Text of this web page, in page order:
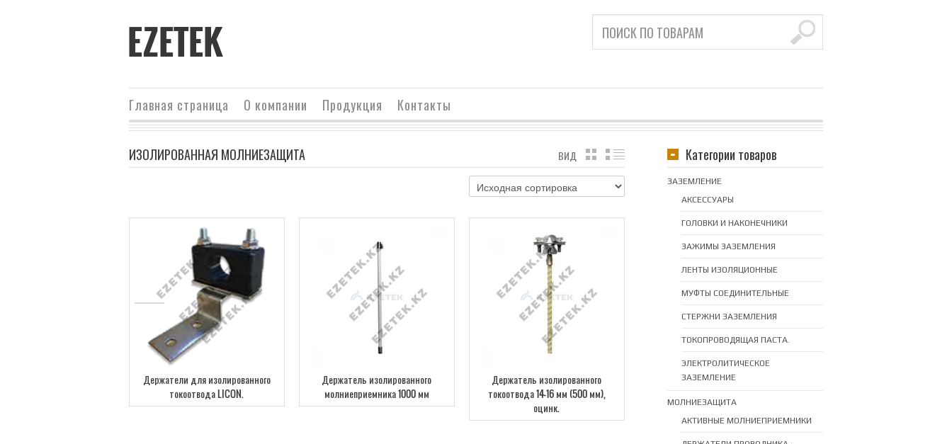
EZETEK
Главная страница О компании Продукция Контакты
ИЗОЛИРОВАННАЯ МОЛНИЕЗАЩИТА ВИД ВИД ТАБЛИЦЫВИД СПИСКОМ
Держатели для изолированного
токоотвода LICON.
Держатель изолированного
молниеприемника 1000 мм
Держатель изолированного
токоотвода 14-16 мм (500 мм),
оцинк.
Категории товаров
ЗАЗЕМЛЕНИЕ
АКСЕССУАРЫ
ГОЛОВКИ И НАКОНЕЧНИКИ
ЗАЖИМЫ ЗАЗЕМЛЕНИЯ
ЛЕНТЫ ИЗОЛЯЦИОННЫЕ
МУФТЫ СОЕДИНИТЕЛЬНЫЕ
СТЕРЖНИ ЗАЗЕМЛЕНИЯ
ТОКОПРОВОДЯЩАЯ ПАСТА.
ЭЛЕКТРОЛИТИЧЕСКОЕ
ЗАЗЕМЛЕНИЕ
МОЛНИЕЗАЩИТА
АКТИВНЫЕ МОЛНИЕПРИЕМНИКИ